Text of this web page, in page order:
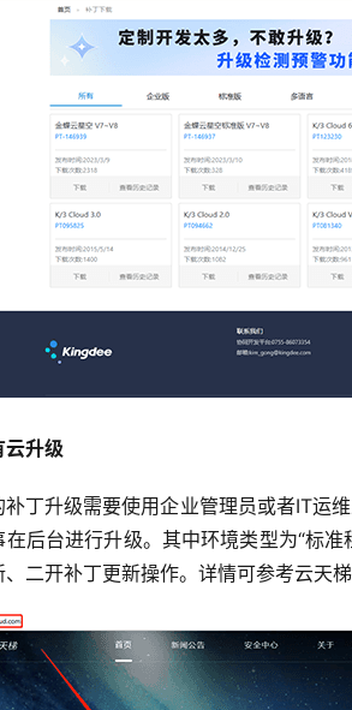
云升级
补丁升级需要使用企业管理员或者IT运
在后台进行升级。其中环境类型为“标
二开补丁更新操作。详情可参考云天